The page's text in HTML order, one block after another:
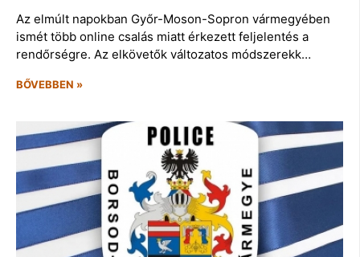
Az elmúlt napokban Győr-Moson-Sopron vármegyében
ismét több online csalás miatt érkezett feljelentés a
rendőrségre. Az elkövetők változatos módszerekk…
BŐVEBBEN »